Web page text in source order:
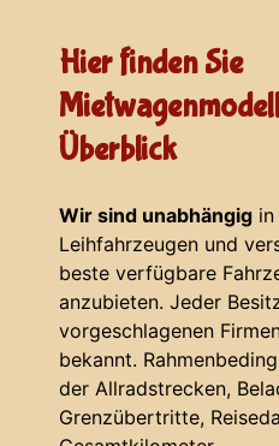
Hier finden Sie
Überblick
Wir sind unabhängig
Leihfahrzeugen und
beste verfügbare
anzubieten. Jeder
vorgeschlagenen
bekannt.
der Allradstrecken,
Grenzübertritte,